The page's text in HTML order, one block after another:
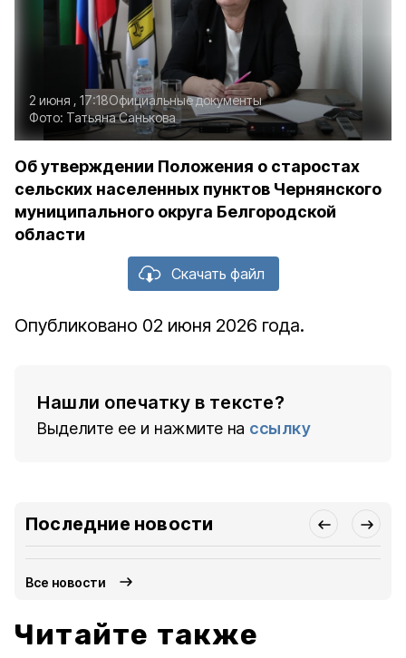
2 июня , 17:18Официальные документы
Фото: Татьяна Санькова
Об утверждении Положения о старостах
сельских населенных пунктов Чернянского
муниципального округа Белгородской
области
Скачать файл
Опубликовано 02 июня 2026 года.
Нашли опечатку в тексте?
Выделите ее и нажмите на ссылку
Последние новости
Все новости
Читайте также